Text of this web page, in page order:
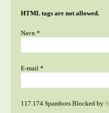
HTML tags are not allowed.
Navn*
E-mail*
117.174 Spambots Blocked by